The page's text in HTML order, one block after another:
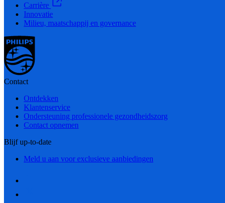
Carrière
Innovatie
Milieu, maatschappij en governance
Contact
Ontdekken
Klantenservice
Ondersteuning professionele gezondheidszorg
Contact opnemen
Blijf up-to-date
Meld u aan voor exclusieve aanbiedingen